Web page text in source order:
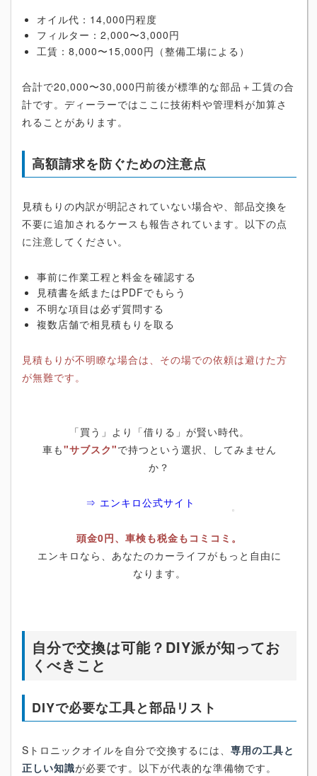
オイル代：14,000円程度
フィルター：2,000〜3,000円
工賃：8,000〜15,000円（整備工場による）
合計で20,000〜30,000円前後が標準的な部品＋工賃の合
計です。ディーラーではここに技術料や管理料が加算さ
れることがあります。
高額請求を防ぐための注意点
見積もりの内訳が明記されていない場合や、部品交換を
不要に追加されるケースも報告されています。以下の点
に注意してください。
事前に作業工程と料金を確認する
見積書を紙またはPDFでもらう
不明な項目は必ず質問する
複数店舗で相見積もりを取る
見積もりが不明瞭な場合は、その場での依頼は避けた方
が無難です。
「買う」より「借りる」が賢い時代。
車も"サブスク"で持つという選択、してみません
か？
⇒ エンキロ公式サイト
頭金0円、車検も税金もコミコミ。
エンキロなら、あなたのカーライフがもっと自由に
なります。
自分で交換は可能？DIY派が知ってお
くべきこと
DIYで必要な工具と部品リスト
Sトロニックオイルを自分で交換するには、 専用の工具と
正しい知識が必要です。以下が代表的な準備物です。